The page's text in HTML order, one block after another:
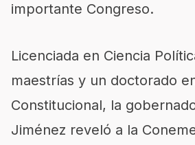
importante Congreso.
Licenciada en Ciencia
maestrías y un doctorado
Constitucional, la
Jiménez reveló a la